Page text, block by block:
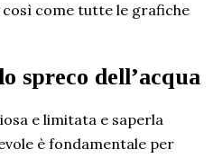
come tutte le grafiche
spreco dell’acqua
e limitata e saperla
è fondamentale per